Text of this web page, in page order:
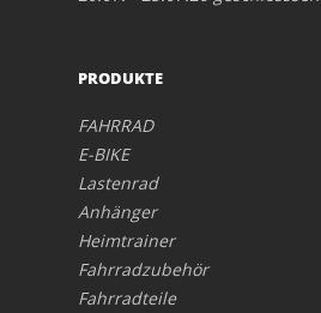
PRODUKTE
FAHRRAD
E-BIKE
Lastenrad
Anhänger
Heimtrainer
Fahrradzubehör
Fahrradteile